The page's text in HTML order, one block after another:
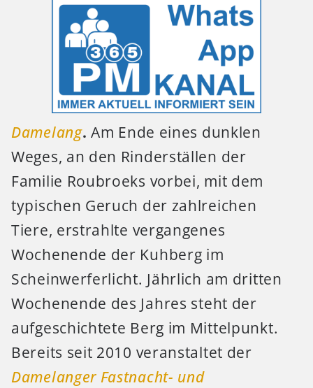
Damelang. Am Ende eines dunklen
Weges, an den Rinderställen der
Familie Roubroeks vorbei, mit dem
typischen Geruch der zahlreichen
Tiere, erstrahlte vergangenes
Wochenende der Kuhberg im
Scheinwerferlicht. Jährlich am dritten
Wochenende des Jahres steht der
aufgeschichtete Berg im Mittelpunkt.
Bereits seit 2010 veranstaltet der
Damelanger Fastnacht- und